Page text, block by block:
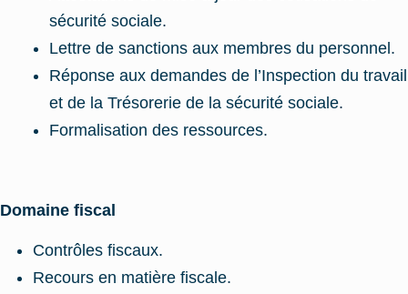
sécurité sociale.
Lettre de sanctions aux membres du personnel.
Réponse aux demandes de l’Inspection du travail
et de la Trésorerie de la sécurité sociale.
Formalisation des ressources.
Domaine fiscal
Contrôles fiscaux.
Recours en matière fiscale.